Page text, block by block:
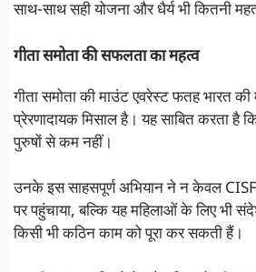
साथ-साथ सही योजना और धैर्य भी कितनी
गीता समोता की सफलता का महत्व
गीता समोता की माउंट एवरेस्ट फतह भारत
प्रेरणादायक मिसाल है। यह साबित करता है
पुरुषों से कम नहीं।
उनके इस साहसपूर्ण अभियान ने न केवल
पर पहुंचाया, बल्कि यह महिलाओं के लिए भी
किसी भी कठिन काम को पूरा कर सकती हैं।